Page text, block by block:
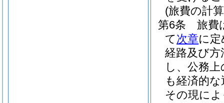
(旅費の計
第6条
旅費
て次章に
経路及び
し、公務
も経済的
その現に